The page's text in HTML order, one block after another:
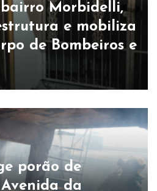
Morbidelli,
e mobiliza
de Bombeiros e
porão de
da